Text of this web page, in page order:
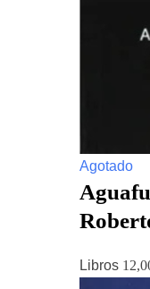
Agotado
Libros